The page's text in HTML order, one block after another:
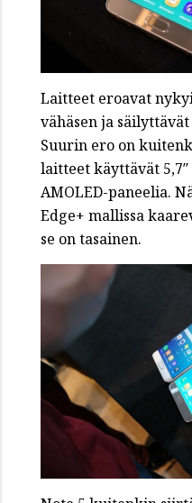
Laitteet eroavat
vähäsen ja
Suurin ero on
laitteet käyttävät
AMOLED-paneelia.
Edge+ mallissa
se on tasainen.